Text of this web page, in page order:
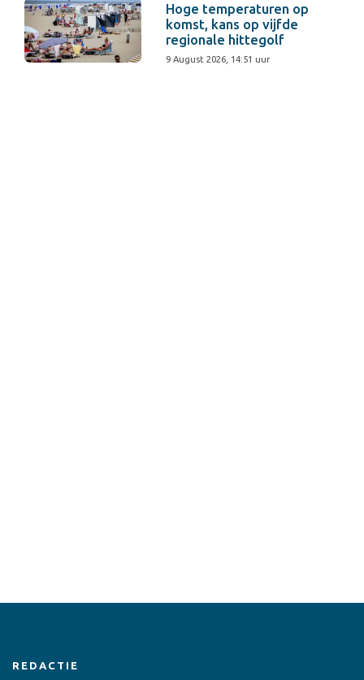
Hoge temperaturen op
komst, kans op vijfde
regionale hittegolf
9 August 2026, 14:51 uur
REDACTIE